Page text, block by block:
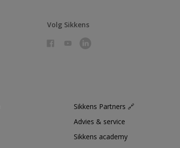
Volg Sikkens
Sikkens Partners 🔗
Advies & service
Sikkens academy